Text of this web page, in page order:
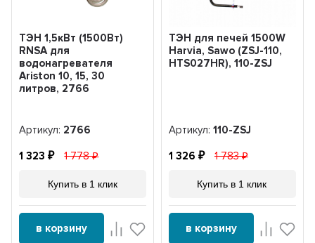
ТЭН 1,5кВт (1500Вт)
RNSA для
водонагревателя
Ariston 10, 15, 30
литров, 2766
Артикул: 2766
1 323 1 778
Купить в 1 клик
в корзину
ТЭН для печей 1500W
Harvia, Sawo (ZSJ-110,
HTS027HR), 110-ZSJ
Артикул: 110-ZSJ
1 326 1 783
Купить в 1 клик
в корзину